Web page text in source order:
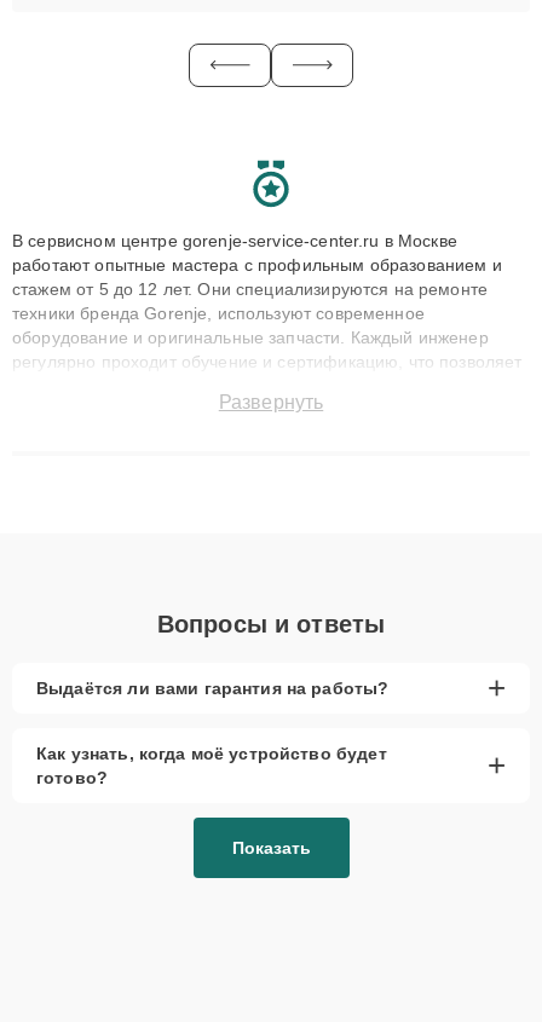
В сервисном центре gorenje-service-center.ru в Москве
работают опытные мастера с профильным образованием и
стажем от 5 до 12 лет. Они специализируются на ремонте
техники бренда Gorenje, используют современное
оборудование и оригинальные запчасти. Каждый инженер
регулярно проходит обучение и сертификацию, что позволяет
технику с сохранением гарантии до 3 лет. Наши мастера
Развернуть
Вопросы и ответы
Выдаётся ли вами гарантия на работы? +
Как узнать, когда моё устройство будет
готово?
+
Показать